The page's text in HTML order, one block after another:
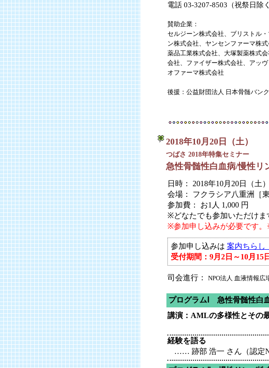
電話 03-3207-8503（祝祭日除
賛助企業：
セルジーン株式会社、ブリストル
ン株式会社、ヤンセンファーマ株
薬品工業株式会社、大塚製薬株式
会社、ファイザー株式会社、アッ
オファーマ株式会社
後援：公益財団法人 日本骨髄バンク
2018年10月20日（土）
つばさ 2018年特集セミナー
急性骨髄性白血病/慢性
日時： 2018年10月20日（土
会場： フクラシア八重洲［
参加費： お1人 1,000 円
※どなたでも参加いただけま
※参加申し込みが必要です。
参加申し込みは 案内ちらし
受付期間：9月2日～10月15日
司会進行： NPO法人 血液情報広
プログラムⅠ 急性骨髄性白
講演：AMLの多様性とその
経験を語る
…… 跡部 浩一 さん（認定